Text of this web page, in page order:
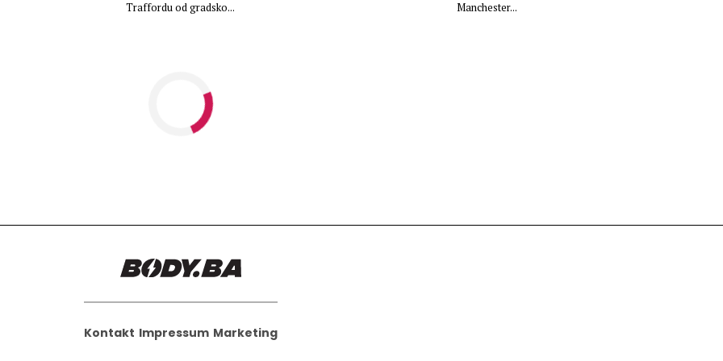
Traffordu od gradsko...
Manchester...
Kontakt Impressum Marketing